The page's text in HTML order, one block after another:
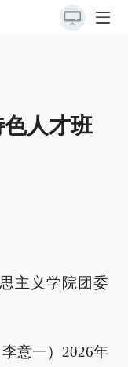
人才班
主义学院团委
李意一）2026年